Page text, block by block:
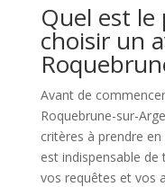
Quel est le
choisir un
Avant de
Roquebrune-sur-
critères à prendre
est indispensable
vos requêtes et vos